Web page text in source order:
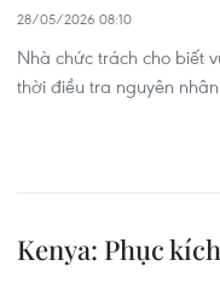
28/05/2026 08:10
Nhà chức trách cho biết
thời điều tra nguyên
Kenya: Phục